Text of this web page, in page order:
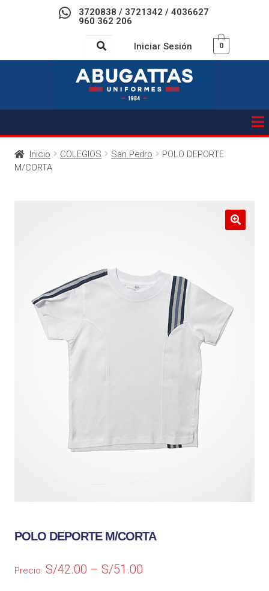
3720838 / 3721342 / 4036627
960 362 206
Iniciar Sesión 0
Inicio COLEGIOS San Pedro
POLO DEPORTE
M/CORTA
POLO DEPORTE M/CORTA
Precio: S/42.00 –S/51.00